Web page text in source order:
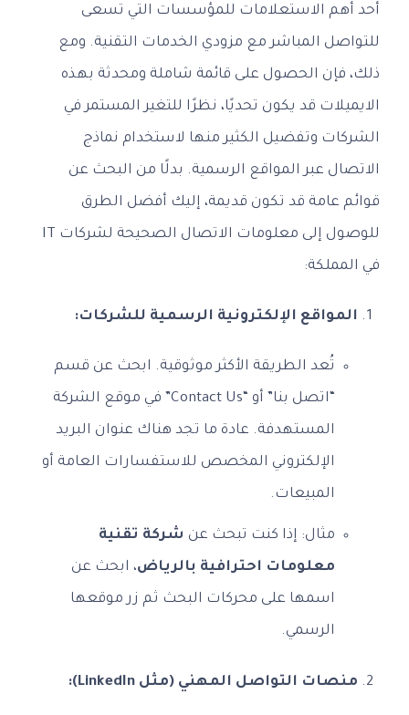
أحد أهم الاستعلامات للمؤسسات التي تسعى
للتواصل المباشر مع مزودي الخدمات التقنية. ومع
ذلك، فإن الحصول على قائمة شاملة ومحدثة بهذه
الايميلات قد يكون تحديًا، نظرًا للتغير المستمر في
الشركات وتفضيل الكثير منها لاستخدام نماذج
الاتصال عبر المواقع الرسمية. بدلًا من البحث عن
قوائم عامة قد تكون قديمة، إليك أفضل الطرق
للوصول إلى معلومات الاتصال الصحيحة لشركات IT
في المملكة:
المواقع الإلكترونية الرسمية للشركات:
تُعد الطريقة الأكثر موثوقية. ابحث عن قسم
“اتصل بنا” أو “Contact Us” في موقع الشركة
المستهدفة. عادة ما تجد هناك عنوان البريد
الإلكتروني المخصص للاستفسارات العامة أو
المبيعات.
مثال: إذا كنت تبحث عن شركة تقنية
معلومات احترافية بالرياض، ابحث عن
اسمها على محركات البحث ثم زر موقعها
الرسمي.
منصات التواصل المهني (مثل LinkedIn):